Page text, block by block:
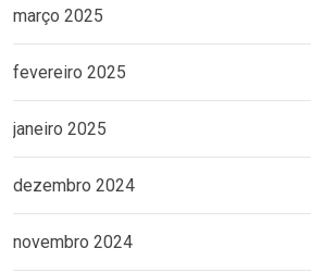
março 2025
fevereiro 2025
janeiro 2025
dezembro 2024
novembro 2024